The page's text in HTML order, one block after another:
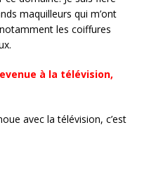
maquilleurs qui m’ont
les coiffures
à la télévision,
avec la télévision, c’est